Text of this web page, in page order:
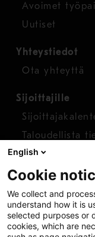
Avoimet
Uutiset
Yhteystiedot
Ota yhteyttä
Sijoittajille
Taloudellista
Osakkeet
Raportoi
English
Cookie
We collect and
understand how it is
selected purposes or
cookies, which are